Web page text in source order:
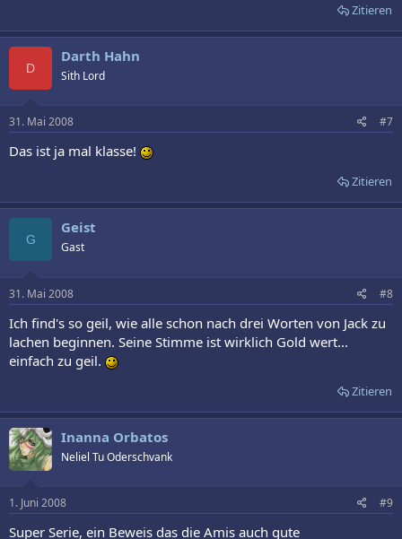
Zitieren
D
Darth Hahn
Sith Lord
31. Mai 2008 #7
Das ist ja mal klasse!
Zitieren
G
Geist
Gast
31. Mai 2008 #8
Ich find's so geil, wie alle schon nach drei Worten von Jack zu
lachen beginnen. Seine Stimme ist wirklich Gold wert...
einfach zu geil.
Zitieren
Inanna Orbatos
Neliel Tu Oderschvank
1. Juni 2008 #9
Super Serie, ein Beweis das die Amis auch gute